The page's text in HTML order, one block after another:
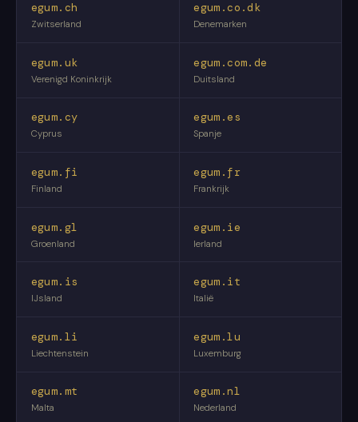
egum.ch
Zwitserland
egum.co.dk
Denemarken
egum.uk
Verenigd Koninkrijk
egum.com.de
Duitsland
egum.cy
Cyprus
egum.es
Spanje
egum.fi
Finland
egum.fr
Frankrijk
egum.gl
Groenland
egum.ie
Ierland
egum.is
IJsland
egum.it
Italië
egum.li
Liechtenstein
egum.lu
Luxemburg
egum.mt
Malta
egum.nl
Nederland